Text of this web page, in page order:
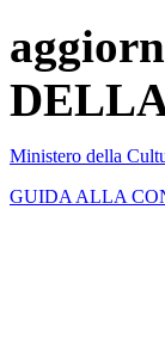
Ministero della
GUIDA ALLA